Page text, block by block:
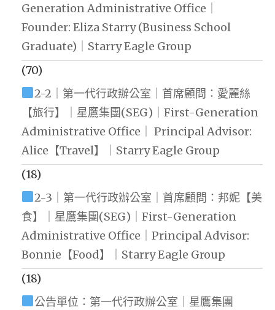
Generation Administrative Office｜
Founder: Eliza Starry (Business School
Graduate)｜Starry Eagle Group
(70)
2-2｜第一代行政辦公室｜首席顧問：愛麗絲
【旅行】｜星鷹集團(SEG)｜First-Generation
Administrative Office｜ Principal Advisor:
Alice【Travel】｜Starry Eagle Group
(18)
2-3｜第一代行政辦公室｜首席顧問：邦妮【美
食】｜星鷹集團(SEG)｜First-Generation
Administrative Office｜Principal Advisor:
Bonnie【Food】｜Starry Eagle Group
(18)
公告單位：第一代行政辦公室｜星鷹集團